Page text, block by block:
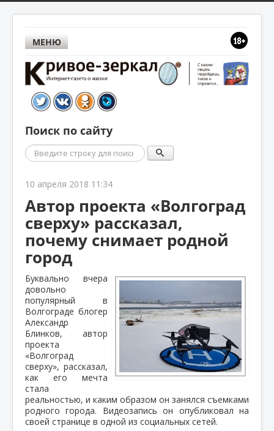
МЕНЮ
Поиск по сайту
Поиск
10 апреля 2018 11:34
Автор проекта «Волгоград
сверху» рассказал,
почему снимает родной
город
Буквально вчера
довольно
популярный в
Волгограде блогер
Александр
Блинков, автор
проекта
«Волгоград
сверху», рассказал,
как его мечта
стала
реальностью, и каким образом он занялся съемками
родного города. Видеозапись он опубликовал на
своей странице в одной из социальных сетей.